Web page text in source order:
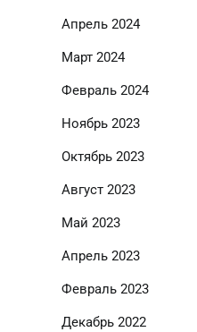
Апрель 2024
Март 2024
Февраль 2024
Ноябрь 2023
Октябрь 2023
Август 2023
Май 2023
Апрель 2023
Февраль 2023
Декабрь 2022